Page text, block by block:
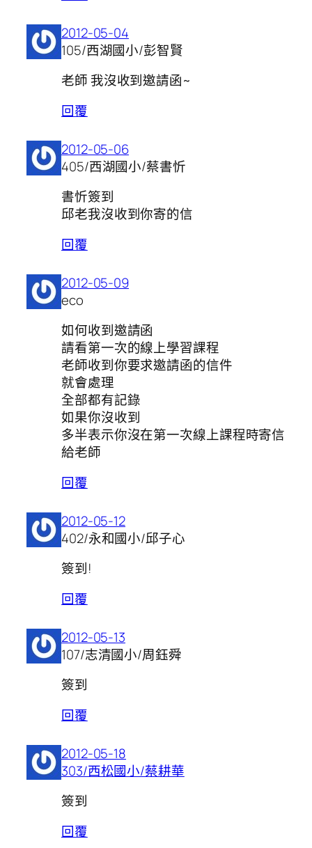
2012-05-04
105/西湖國小/彭智賢
老師 我沒收到邀請函~
回覆
2012-05-06
405/西湖國小/蔡書忻
書忻簽到
邱老我沒收到你寄的信
回覆
2012-05-09
eco
如何收到邀請函
請看第一次的線上學習課程
老師收到你要求邀請函的信件
就會處理
全部都有記錄
如果你沒收到
多半表示你沒在第一次線上課程時寄信
給老師
回覆
2012-05-12
402/永和國小/邱子心
簽到!
回覆
2012-05-13
107/志清國小/周鈺舜
簽到
回覆
2012-05-18
303/西松國小/蔡耕華
簽到
回覆